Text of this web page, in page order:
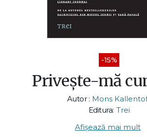
-15%
Privește-mă
Autor : Mons
Editura: Trei
Afișează mai mult